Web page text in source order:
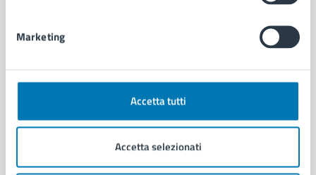
Marketing
Accetta tutti
Accetta selezionati
AMMINISTRAZIONE
Organi di governo
Enti e fondazioni
Personale amministrativo